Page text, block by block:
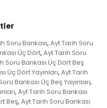
Soru Bankası, Ayt Tarih Soru
Üç Dört, Ayt Tarih Soru
Soru Bankası Üç Dört Beş
Üç Dört Yayınları, Ayt Tarih
Bankası Üç Beş Yayınları,
, Ayt Tarih Soru Bankası
Beş, Ayt Tarih Soru Bankası